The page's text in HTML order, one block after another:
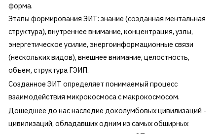
форма.
Этапы формирования ЭИТ: знание (созданная ментальная
структура), внутреннее внимание, концентрация, узлы,
энергетическое усилие, энергоинформационные связи
(нескольких видов), внешнее внимание, целостность,
объем, структура ГЭИП.
Созданное ЭИТ определяет понимаемый процесс
взаимодействия микрокосмоса с макрокосмосом.
Дошедшее до нас наследие доколумбовых цивилизаций -
цивилизаций, обладавших одним из самых обширных